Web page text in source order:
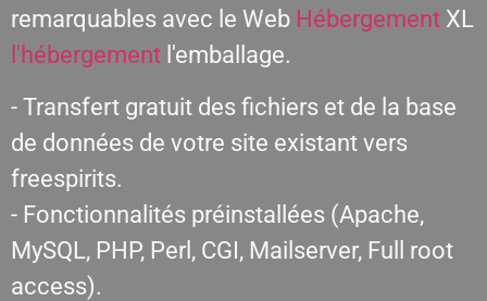
remarquables avec le Web Hébergement XL
l'hébergement l'emballage.
- Transfert gratuit des fichiers et de la base
de données de votre site existant vers
freespirits.
- Fonctionnalités préinstallées (Apache,
MySQL, PHP, Perl, CGI, Mailserver, Full root
access).